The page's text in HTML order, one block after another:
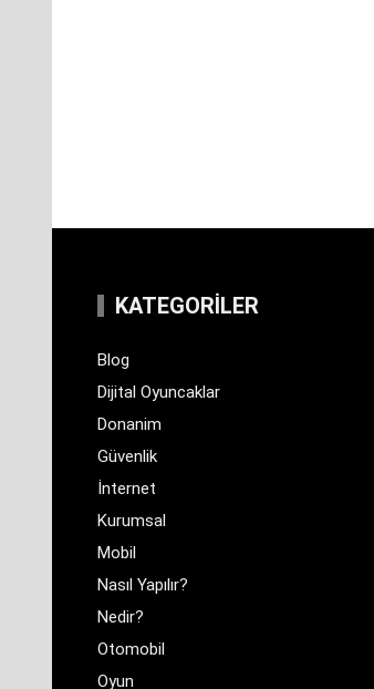
KATEGORILER
Blog
Dijital Oyuncaklar
Donanim
Güvenlik
İnternet
Kurumsal
Mobil
Nasıl Yapılır?
Nedir?
Otomobil
Oyun